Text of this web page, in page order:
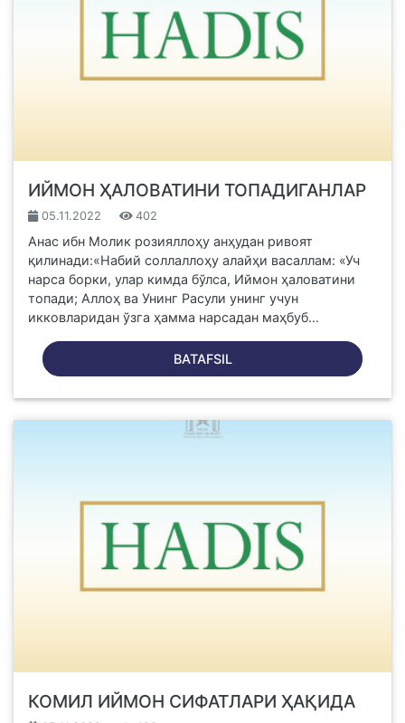
ИЙМОН ҲАЛОВАТИНИ ТОПАДИГАНЛАР
05.11.2022 402
Анас ибн Молик розияллоҳу анҳудан ривоят
қилинади:«Набий соллаллоҳу алайҳи васаллам: «Уч
нарса борки, улар кимда бўлса, Иймон ҳаловатини
топади; Аллоҳ ва Унинг Расули унинг учун
икковларидан ўзга ҳамма нарсадан маҳбуб...
BATAFSIL
КОМИЛ ИЙМОН СИФАТЛАРИ ҲАҚИДА